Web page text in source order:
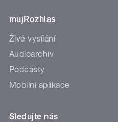
mujRozhlas
Živé vysílání
Audioarchiv
Podcasty
Mobilní aplikace
Sledujte nás